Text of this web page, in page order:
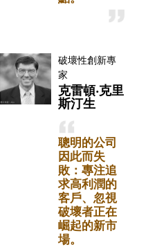
破壞性創新專
家
克雷頓‧克里
斯汀生
聰明的公司
因此而失
敗：專注追
求高利潤的
客戶、忽視
破壞者正在
崛起的新市
場。